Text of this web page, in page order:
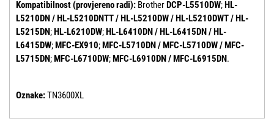
Kompatibilnost (provjereno radi): BrotherDCP-L5510DW;HL-
L5210DN / HL-L5210DNTT / HL-L5210DW / HL-L5210DWT / HL-
L5215DN;HL-L6210DW;HL-L6410DN / HL-L6415DN / HL-
L6415DW;MFC-EX910;MFC-L5710DN / MFC-L5710DW / MFC-
L5715DN;MFC-L6710DW;MFC-L6910DN / MFC-L6915DN.
Oznake:TN3600XL